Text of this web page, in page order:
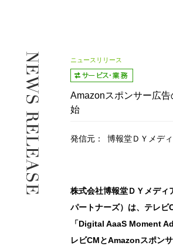
ニュースリリース
Amazonスポンサー広
始
発信元： 博報堂ＤＹメデ
株式会社博報堂ＤＹメディ
パートナーズ）は、テレビ
「Digital AaaS Moment
レビCMとAmazonスポン